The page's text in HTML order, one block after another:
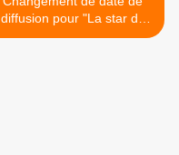
diffusion pour "La star de
l'année". >